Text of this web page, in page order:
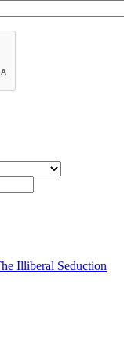
Illiberal Seduction